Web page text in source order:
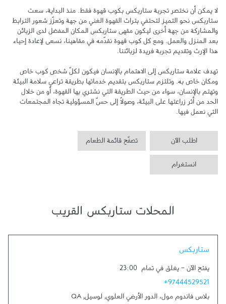
التي نعمل فيها.
اطلب الآن تصفّح قائمة الطعام
انستغرام
المحلات ستاربكس القريب
ستاربكس
يفتح الآن - يغلق في تمام 23:00
+97444529521
بلاس فاندوم مول، الدور الأرضي العلوي, لوسيل,
QA